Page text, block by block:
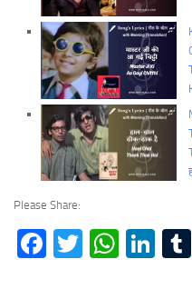
Please Share:
Facebook
Twitter